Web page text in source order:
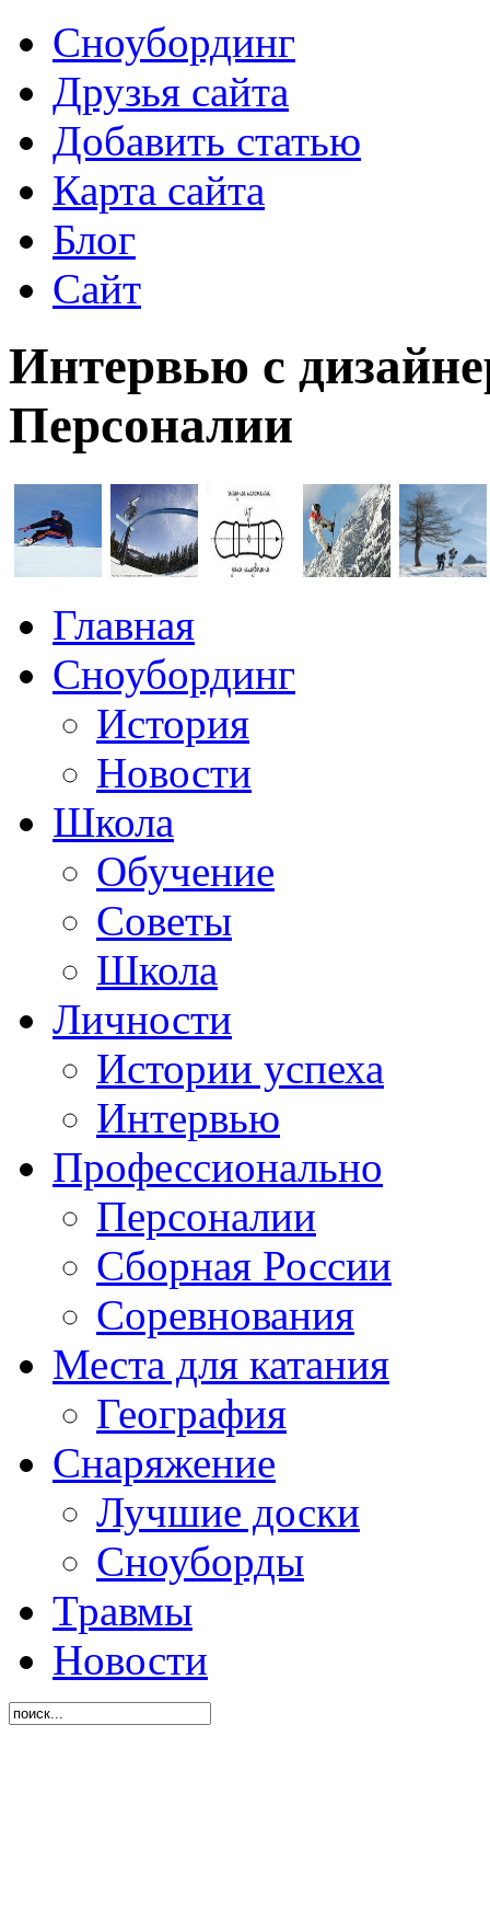
Сноубординг
Друзья сайта
Добавить статью
Карта сайта
Блог
Сайт
Интервью с
Персоналии
Главная
Сноубординг
История
Новости
Школа
Обучение
Советы
Школа
Личности
Истории успеха
Интервью
Профессионально
Персоналии
Сборная России
Соревнования
Места для катания
География
Снаряжение
Лучшие доски
Сноуборды
Травмы
Новости